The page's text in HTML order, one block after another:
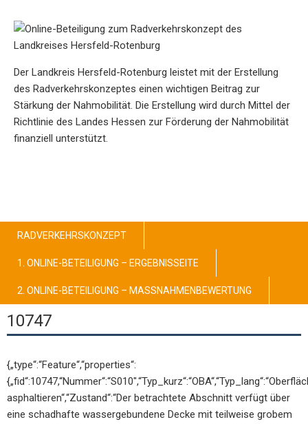
Der Landkreis Hersfeld-Rotenburg leistet mit der Erstellung
des Radverkehrskonzeptes einen wichtigen Beitrag zur
Stärkung der Nahmobilität. Die Erstellung wird durch Mittel der
Richtlinie des Landes Hessen zur Förderung der Nahmobilität
finanziell unterstützt.
RADVERKEHRSKONZEPT
1. ONLINE-BETEILIGUNG – ERGEBNISSEITE
2. ONLINE-BETEILIGUNG – MASSNAHMENBEWERTUNG
10747
{„type“:“Feature“,“properties“:
asphaltieren“,“Zustand“:“Der betrachtete Abschnitt verfügt über
eine schadhafte wassergebundene Decke mit teilweise grobem